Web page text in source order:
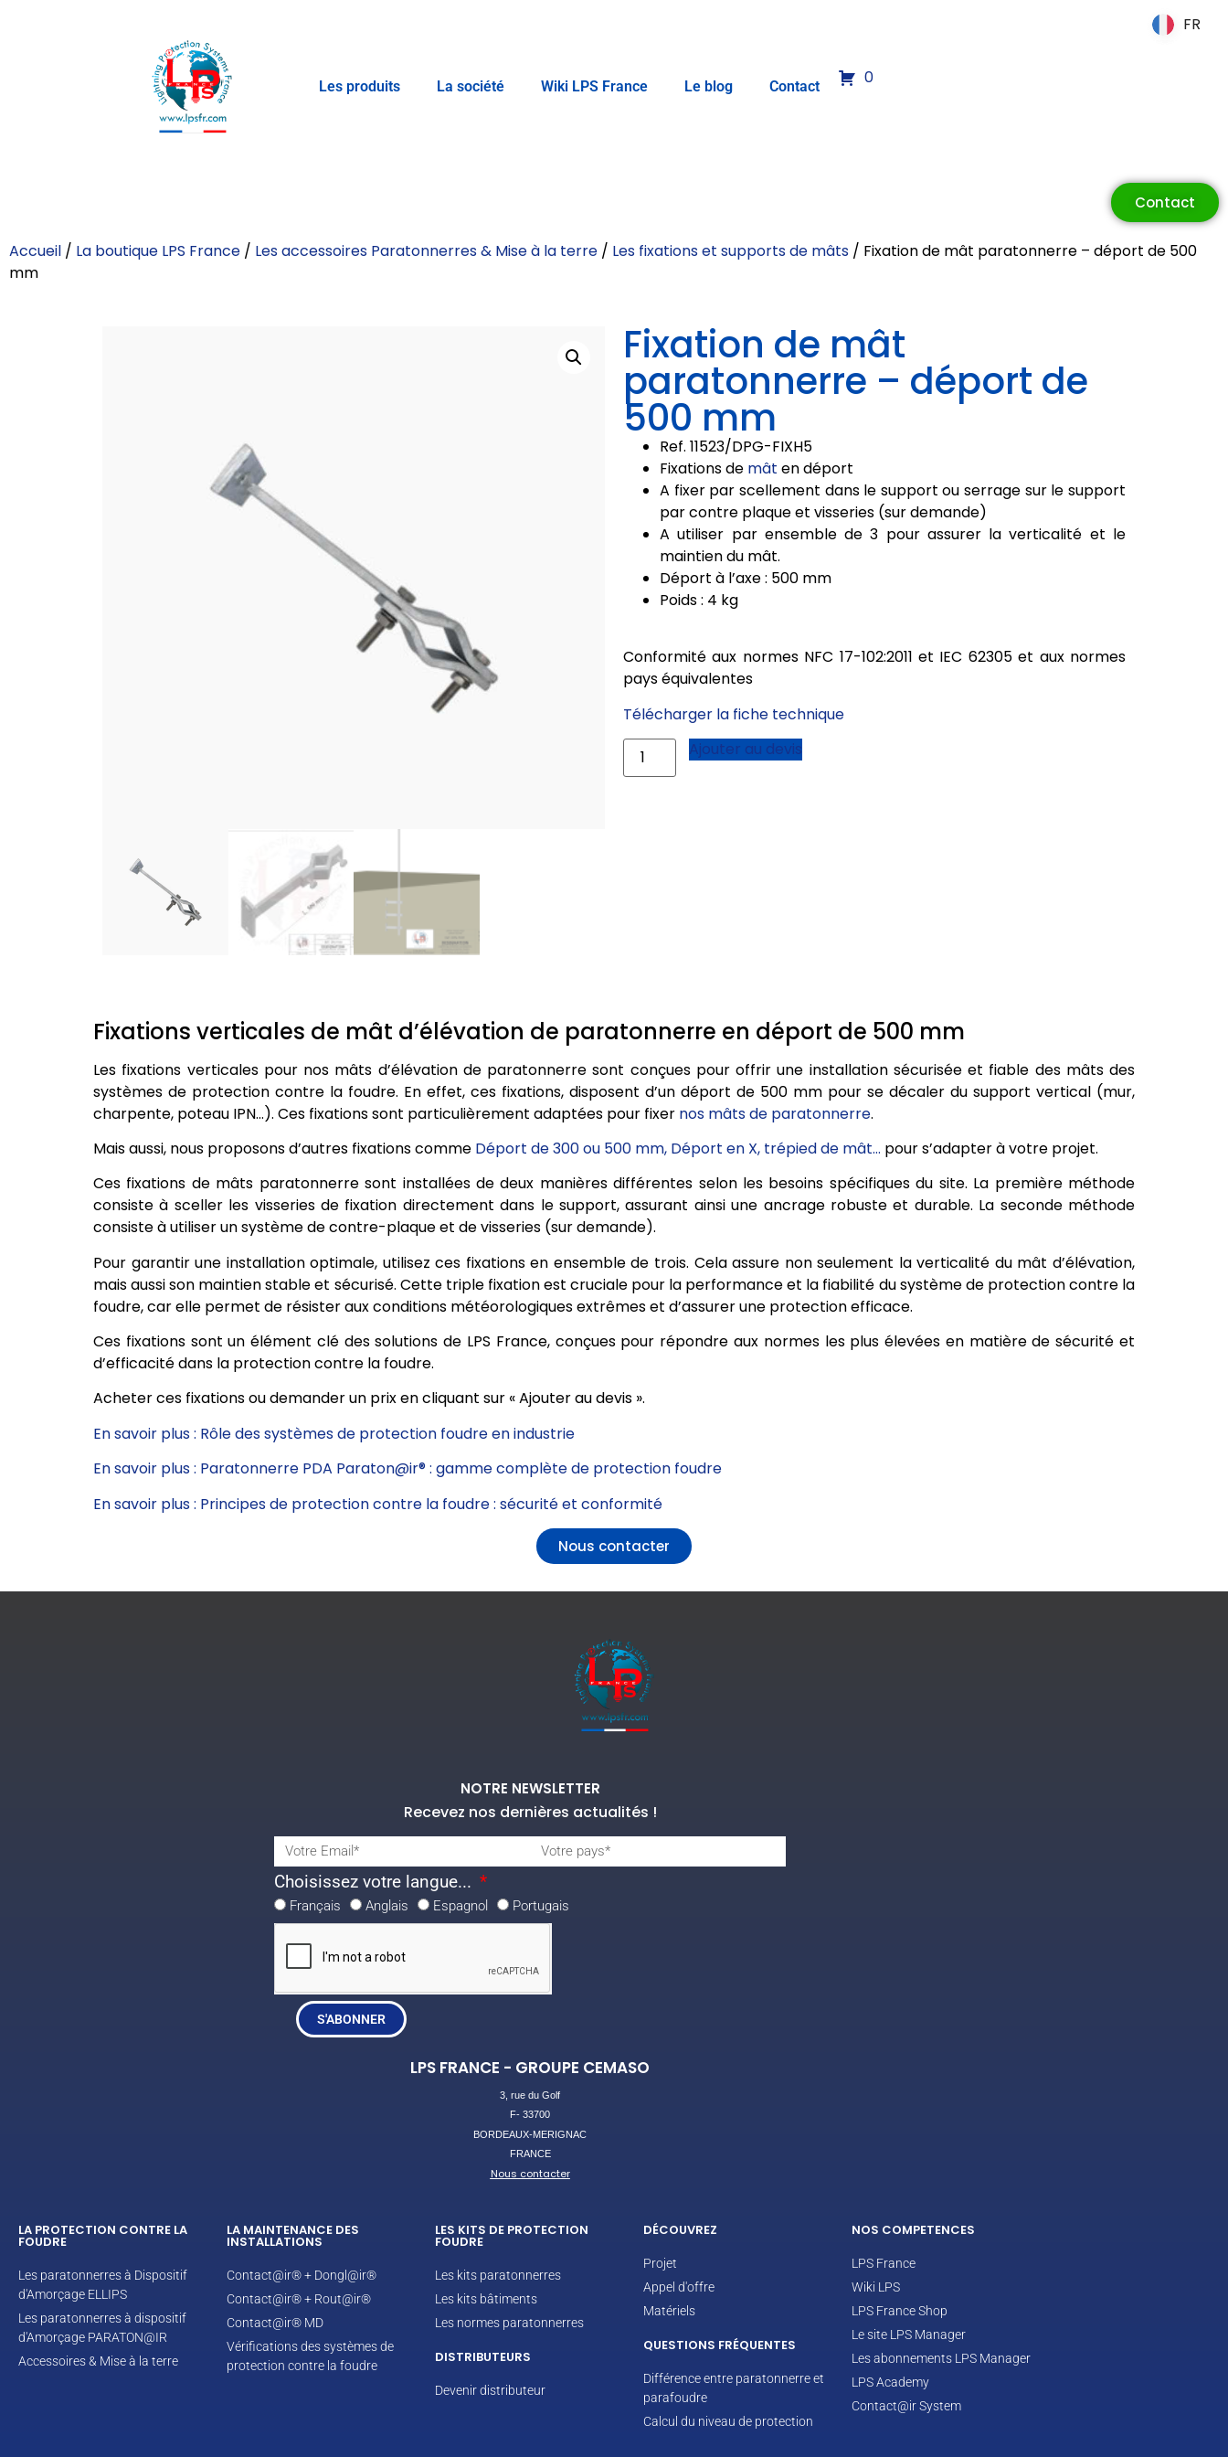
Les produits La société Wiki LPS France Le blog Contact 0
Contact
Accueil / La boutique LPS France / Les accessoires Paratonnerres & Mise à la terre / Les fixations et supports de mâts / Fixation de mât paratonnerre – déport de 500
mm
Fixation de mât
paratonnerre – déport de
500 mm
Ref. 11523/DPG-FIXH5
Fixations de mât en déport
A fixer par scellement dans le support ou serrage sur le support
par contre plaque et visseries (sur demande)
A utiliser par ensemble de 3 pour assurer la verticalité et le
maintien du mât.
Déport à l’axe : 500 mm
Poids : 4 kg
Conformité aux normes NFC 17-102:2011 et IEC 62305 et aux normes
pays équivalentes
Télécharger la fiche technique
Ajouter au devis
Fixations verticales de mât d’élévation de paratonnerre en déport de 500 mm
Les fixations verticales pour nos mâts d’élévation de paratonnerre sont conçues pour offrir une installation sécurisée et fiable des mâts des
systèmes de protection contre la foudre. En effet, ces fixations, disposent d’un déport de 500 mm pour se décaler du support vertical (mur,
charpente, poteau IPN…). Ces fixations sont particulièrement adaptées pour fixer nos mâts de paratonnerre.
Mais aussi, nous proposons d’autres fixations comme Déport de 300 ou 500 mm, Déport en X, trépied de mât… pour s’adapter à votre projet.
Ces fixations de mâts paratonnerre sont installées de deux manières différentes selon les besoins spécifiques du site. La première méthode
consiste à sceller les visseries de fixation directement dans le support, assurant ainsi une ancrage robuste et durable. La seconde méthode
consiste à utiliser un système de contre-plaque et de visseries (sur demande).
Pour garantir une installation optimale, utilisez ces fixations en ensemble de trois. Cela assure non seulement la verticalité du mât d’élévation,
mais aussi son maintien stable et sécurisé. Cette triple fixation est cruciale pour la performance et la fiabilité du système de protection contre la
foudre, car elle permet de résister aux conditions météorologiques extrêmes et d’assurer une protection efficace.
Ces fixations sont un élément clé des solutions de LPS France, conçues pour répondre aux normes les plus élevées en matière de sécurité et
d’efficacité dans la protection contre la foudre.
Acheter ces fixations ou demander un prix en cliquant sur « Ajouter au devis ».
En savoir plus : Rôle des systèmes de protection foudre en industrie
En savoir plus : Paratonnerre PDA Paraton@ir® : gamme complète de protection foudre
En savoir plus : Principes de protection contre la foudre : sécurité et conformité
Nous contacter
NOTRE NEWSLETTER
Recevez nos dernières actualités !
Choisissez votre langue...
Français Anglais Espagnol Portugais
S'ABONNER
LPS FRANCE - GROUPE CEMASO
3, rue du Golf
F- 33700
BORDEAUX-MERIGNAC
FRANCE
Nous contacter
LA PROTECTION CONTRE LA
FOUDRE
Les paratonnerres à Dispositif
d'Amorçage ELLIPS
Les paratonnerres à dispositif
d'Amorçage PARATON@IR
Accessoires & Mise à la terre
LA MAINTENANCE DES
INSTALLATIONS
Contact@ir® + Dongl@ir®
Contact@ir® + Rout@ir®
Contact@ir® MD
Vérifications des systèmes de
protection contre la foudre
LES KITS DE PROTECTION
FOUDRE
Les kits paratonnerres
Les kits bâtiments
Les normes paratonnerres
DISTRIBUTEURS
Devenir distributeur
DÉCOUVREZ
Projet
Appel d'offre
Matériels
QUESTIONS FRÉQUENTES
Différence entre paratonnerre et
parafoudre
Calcul du niveau de protection
NOS COMPETENCES
LPS France
Wiki LPS
LPS France Shop
Le site LPS Manager
Les abonnements LPS Manager
LPS Academy
Contact@ir System
FR
FR